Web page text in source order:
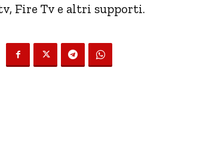
Fire Tv e altri supporti.